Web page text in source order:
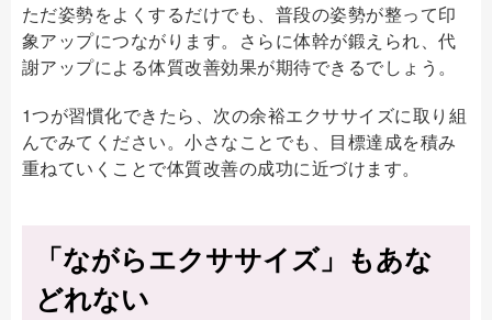
ただ姿勢をよくするだけでも、普段の姿勢が整って印
象アップにつながります。さらに体幹が鍛えられ、代
謝アップによる体質改善効果が期待できるでしょう。
1つが習慣化できたら、次の余裕エクササイズに取り組
んでみてください。小さなことでも、目標達成を積み
重ねていくことで体質改善の成功に近づけます。
「ながらエクササイズ」もあな
どれない